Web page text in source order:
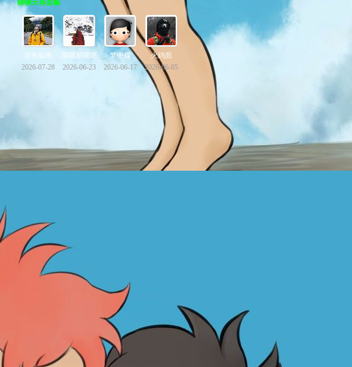
聊聊天再走嘛
没有如果
2026-07-28
哦哦那嗯嗯
2026-06-23
梦中蝶
2026-06-17
火鸡面
2026-06-05